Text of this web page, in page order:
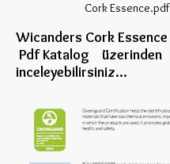
Cork Essence.pdf
Wicanders Cork Essence
Pdf Katalog üzerinden
inceleyebilirsiniz...